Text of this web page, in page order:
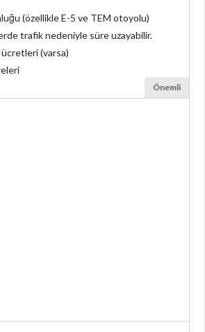
(özellikle E-5 ve TEM otoyolu)
trafik nedeniyle süre uzayabilir.
(varsa)
Önemli